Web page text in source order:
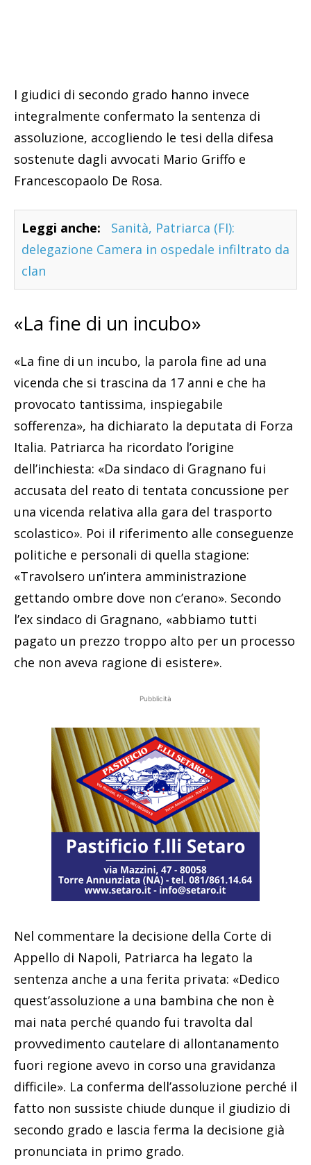
I giudici di secondo grado hanno invece
integralmente confermato la sentenza di
assoluzione, accogliendo le tesi della difesa
sostenute dagli avvocati Mario Griffo e
Francescopaolo De Rosa.
Leggi anche:
Sanità, Patriarca (FI):
delegazione Camera in ospedale infiltrato da
clan
«La fine di un incubo»
«La fine di un incubo, la parola fine ad una
vicenda che si trascina da 17 anni e che ha
provocato tantissima, inspiegabile
sofferenza», ha dichiarato la deputata di Forza
Italia. Patriarca ha ricordato l’origine
dell’inchiesta: «Da sindaco di Gragnano fui
accusata del reato di tentata concussione per
una vicenda relativa alla gara del trasporto
scolastico». Poi il riferimento alle conseguenze
politiche e personali di quella stagione:
«Travolsero un’intera amministrazione
gettando ombre dove non c’erano». Secondo
l’ex sindaco di Gragnano, «abbiamo tutti
pagato un prezzo troppo alto per un processo
che non aveva ragione di esistere».
Pubblicità
Nel commentare la decisione della Corte di
Appello di Napoli, Patriarca ha legato la
sentenza anche a una ferita privata: «Dedico
quest’assoluzione a una bambina che non è
mai nata perché quando fui travolta dal
provvedimento cautelare di allontanamento
fuori regione avevo in corso una gravidanza
difficile». La conferma dell’assoluzione perché il
fatto non sussiste chiude dunque il giudizio di
secondo grado e lascia ferma la decisione già
pronunciata in primo grado.